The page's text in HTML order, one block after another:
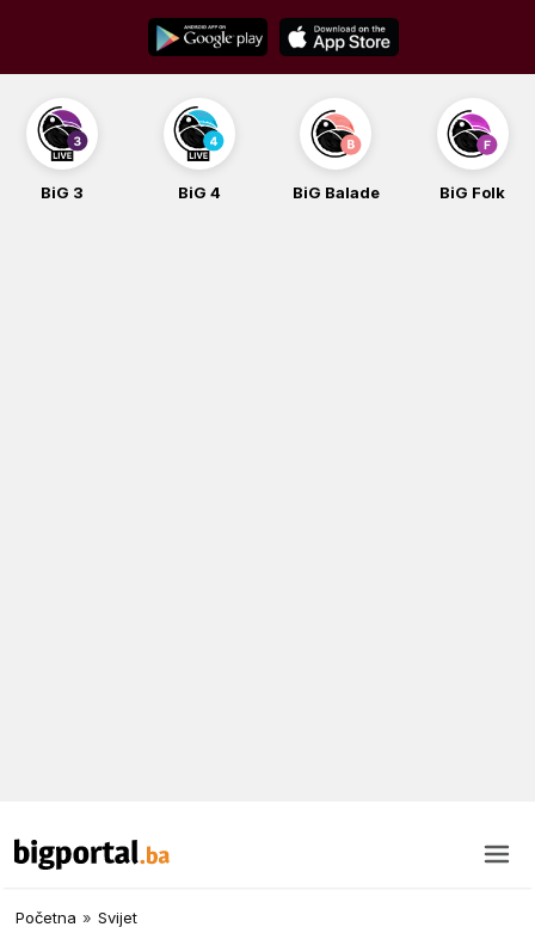
content
BiG 3 BiG 4 BiG Balade BiG Folk
Početna » Svijet